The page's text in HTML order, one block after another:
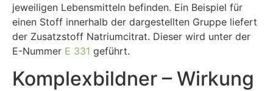
jeweiligen Lebensmitteln befinden. Ein Beispiel für
einen Stoff innerhalb der dargestellten Gruppe liefert
der Zusatzstoff Natriumcitrat. Dieser wird unter der
E-Nummer E 331 geführt.
Komplexbildner – Wirkung